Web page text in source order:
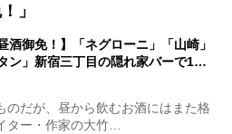
」
酒御免！】「ネグローニ」「山崎」
ン」新宿三丁目の隠れ家バーで1…
だが、昼から飲むお酒にはまた格
ター・作家の大竹…